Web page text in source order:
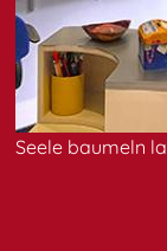
Seele baumeln